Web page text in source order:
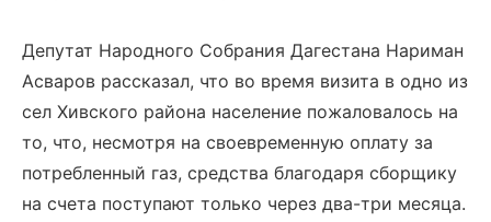
Депутат Народного Собрания Дагестана Нариман
Асваров рассказал, что во время визита в одно из
сел Хивского района население пожаловалось на
то, что, несмотря на своевременную оплату за
потребленный газ, средства благодаря сборщику
на счета поступают только через два-три месяца.